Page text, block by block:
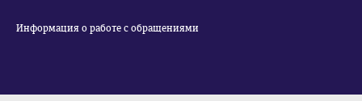
Информация о работе с обращениями